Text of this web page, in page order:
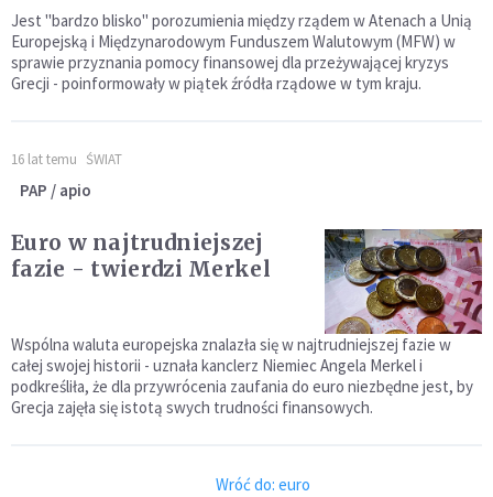
Jest "bardzo blisko" porozumienia między rządem w Atenach a Unią
Europejską i Międzynarodowym Funduszem Walutowym (MFW) w
sprawie przyznania pomocy finansowej dla przeżywającej kryzys
Grecji - poinformowały w piątek źródła rządowe w tym kraju.
16 lat temu ŚWIAT
PAP / apio
Euro w najtrudniejszej
fazie - twierdzi Merkel
Wspólna waluta europejska znalazła się w najtrudniejszej fazie w
całej swojej historii - uznała kanclerz Niemiec Angela Merkel i
podkreśliła, że dla przywrócenia zaufania do euro niezbędne jest, by
Grecja zajęła się istotą swych trudności finansowych.
Wróć do: euro